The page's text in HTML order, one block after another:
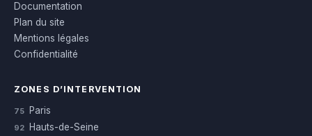
Documentation
Plan du site
Mentions légales
Confidentialité
ZONES D’INTERVENTION
75 Paris
92 Hauts-de-Seine